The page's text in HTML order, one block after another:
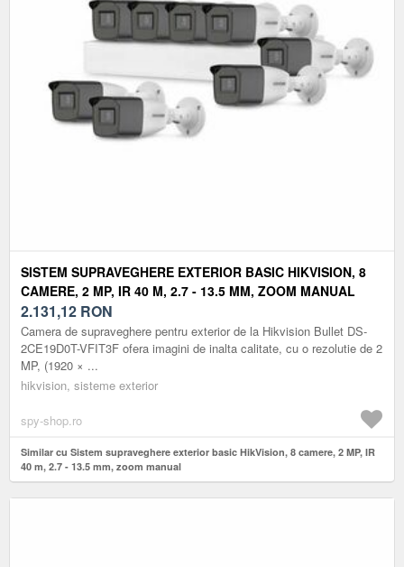
SISTEM SUPRAVEGHERE EXTERIOR BASIC HIKVISION, 8
CAMERE, 2 MP, IR 40 M, 2.7 - 13.5 MM, ZOOM MANUAL
2.131,12 RON
Camera de supraveghere pentru exterior de la Hikvision Bullet DS-
2CE19D0T-VFIT3F ofera imagini de inalta calitate, cu o rezolutie de 2
MP, (1920 × ...
hikvision, sisteme exterior
spy-shop.ro
Similar cu Sistem supraveghere exterior basic HikVision, 8 camere, 2 MP, IR
40 m, 2.7 - 13.5 mm, zoom manual